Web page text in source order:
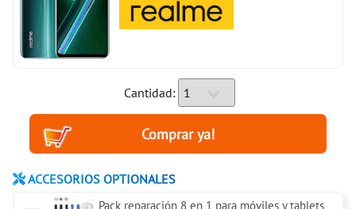
Cantidad:
ACCESORIOS OPTIONALES
Pack reparación 8 en 1 para móviles y tablets